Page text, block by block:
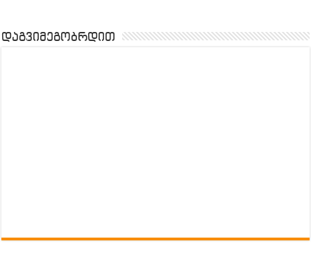
დაგვიმეგობრდით